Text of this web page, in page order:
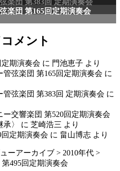
メント
期演奏会 に 門池恵子 より
弦楽団 第165回定期演奏会 に
弦楽団 第383回 定期演奏会 に
交響楽団 第520回定期演奏会
〉
に 芝崎浩三 より
定期演奏会 に 畠山博志 より
ーアーカイブ > 2010年代 >
495回定期演奏会